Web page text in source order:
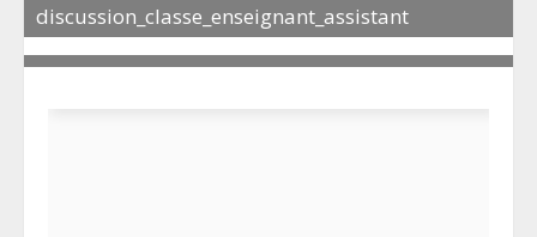
discussion_classe_enseignant_assistant